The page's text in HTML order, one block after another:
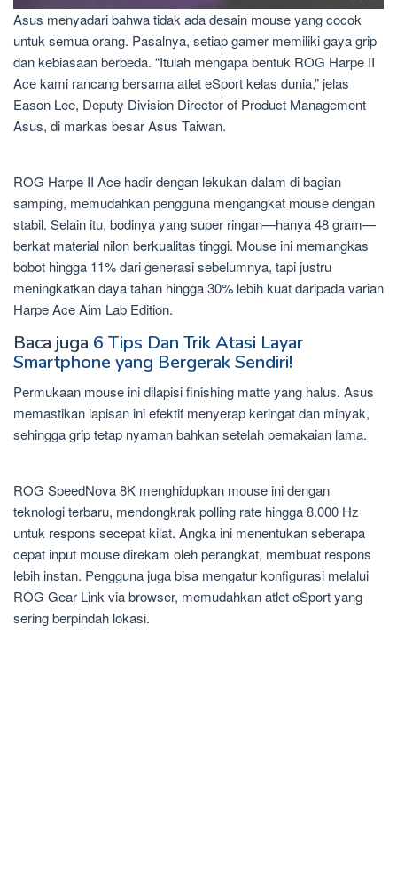
Asus menyadari bahwa tidak ada desain mouse yang cocok
untuk semua orang. Pasalnya, setiap gamer memiliki gaya grip
dan kebiasaan berbeda. “Itulah mengapa bentuk ROG Harpe II
Ace kami rancang bersama atlet eSport kelas dunia,” jelas
Eason Lee, Deputy Division Director of Product Management
Asus, di markas besar Asus Taiwan.
ROG Harpe II Ace hadir dengan lekukan dalam di bagian
samping, memudahkan pengguna mengangkat mouse dengan
stabil. Selain itu, bodinya yang super ringan—hanya 48 gram—
berkat material nilon berkualitas tinggi. Mouse ini memangkas
bobot hingga 11% dari generasi sebelumnya, tapi justru
meningkatkan daya tahan hingga 30% lebih kuat daripada varian
Harpe Ace Aim Lab Edition.
Baca juga 6 Tips Dan Trik Atasi Layar
Smartphone yang Bergerak Sendiri!
Permukaan mouse ini dilapisi finishing matte yang halus. Asus
memastikan lapisan ini efektif menyerap keringat dan minyak,
sehingga grip tetap nyaman bahkan setelah pemakaian lama.
ROG SpeedNova 8K menghidupkan mouse ini dengan
teknologi terbaru, mendongkrak polling rate hingga 8.000 Hz
untuk respons secepat kilat. Angka ini menentukan seberapa
cepat input mouse direkam oleh perangkat, membuat respons
lebih instan. Pengguna juga bisa mengatur konfigurasi melalui
ROG Gear Link via browser, memudahkan atlet eSport yang
sering berpindah lokasi.